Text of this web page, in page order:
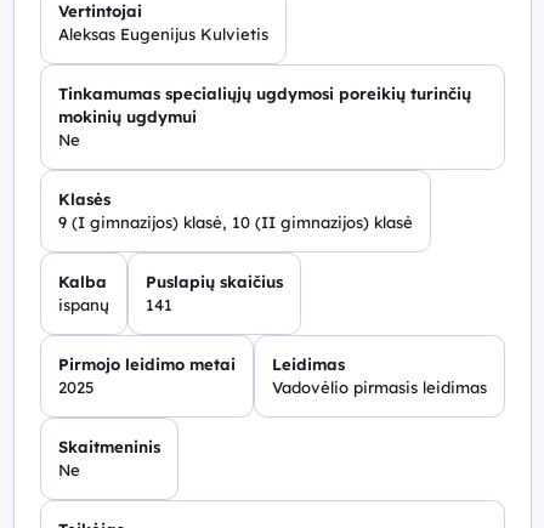
Vertintojai
Aleksas Eugenijus Kulvietis
Tinkamumas specialiųjų ugdymosi poreikių turinčių
mokinių ugdymui
Ne
Klasės
9 (I gimnazijos) klasė, 10 (II gimnazijos) klasė
Kalba
ispanų
Puslapių skaičius
141
Pirmojo leidimo metai
2025
Leidimas
Vadovėlio pirmasis leidimas
Skaitmeninis
Ne